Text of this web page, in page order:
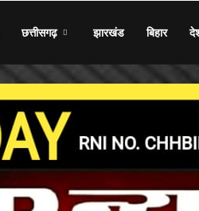
छत्तीसगढ़ झारखंड बिहार